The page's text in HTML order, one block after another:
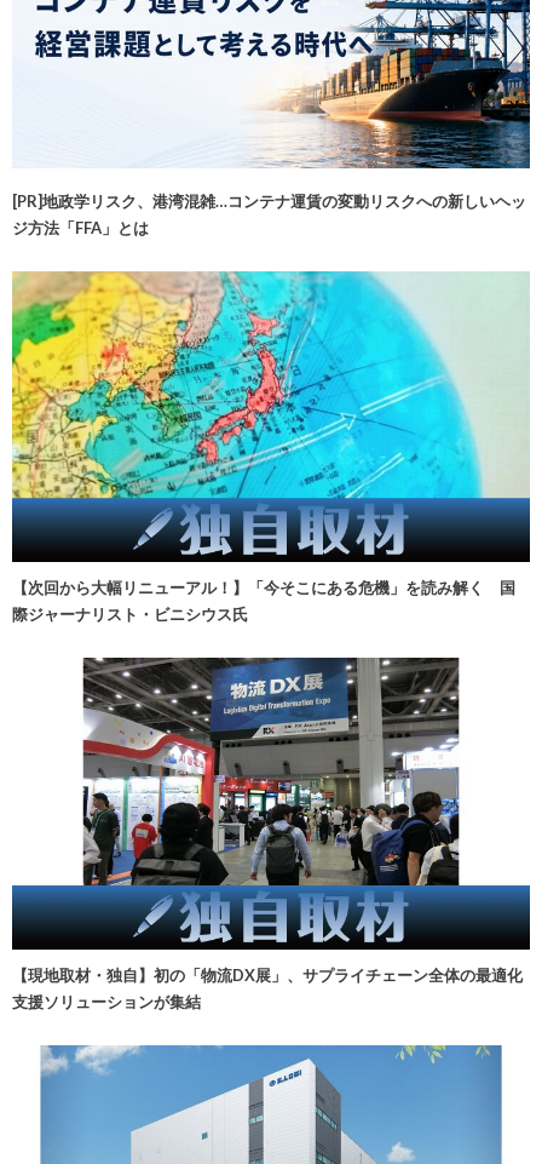
[PR]地政学リスク、港湾混雑…コンテナ運賃の変動リスクへの新しいヘッ
ジ方法「FFA」とは
【次回から大幅リニューアル！】「今そこにある危機」を読み解く 国
際ジャーナリスト・ビニシウス氏
【現地取材・独自】初の「物流DX展」、サプライチェーン全体の最適化
支援ソリューションが集結